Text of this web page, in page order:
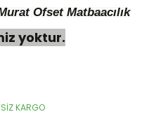
Ofset Matbaacılık
yoktur.
siz yapın!
öneri formunu